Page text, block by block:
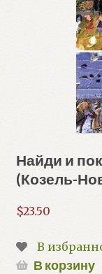
Найди и
(Козель-
$23.50
В
В корзину